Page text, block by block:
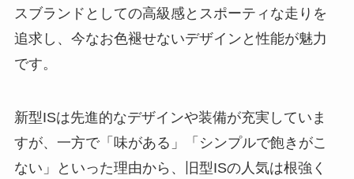
スブランドとしての高級感とスポーティな走りを
追求し、今なお色褪せないデザインと性能が魅力
です。
新型ISは先進的なデザインや装備が充実していま
すが、一方で「味がある」「シンプルで飽きがこ
ない」といった理由から、旧型ISの人気は根強く